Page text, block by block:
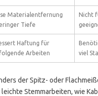
Materialentfernung
Tiefe
Nicht
Haftung für
Arbeiten
viel
der Spitz- oder
Stemmarbeiten, wie